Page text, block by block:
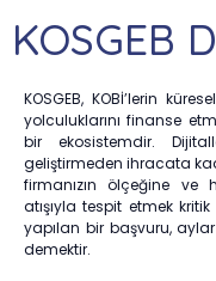
KOSGEB
KOSGEB, KOBİ’lerin
yolculuklarını finanse
bir ekosistemdir.
geliştirmeden ihracata
firmanızın ölçeğine ve
atışıyla tespit etmek
yapılan bir başvuru,
demektir.